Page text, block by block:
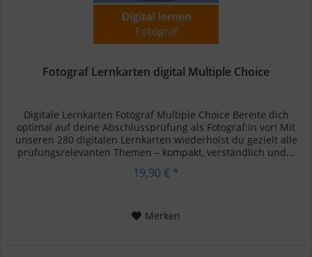
Fotograf Lernkarten digital Multiple Choice
Digitale Lernkarten Fotograf Multiple Choice Bereite dich
optimal auf deine Abschlussprüfung als Fotograf:in vor! Mit
unseren 280 digitalen Lernkarten wiederholst du gezielt alle
prüfungsrelevanten Themen – kompakt, verständlich und...
19,90 € *
Merken